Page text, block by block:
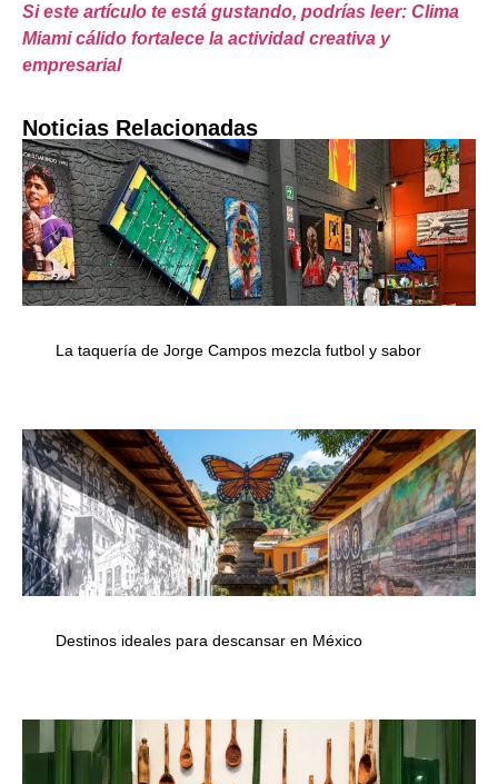
Si este artículo te está gustando, podrías leer: Clima
Miami cálido fortalece la actividad creativa y
empresarial
Noticias Relacionadas
La taquería de Jorge Campos mezcla futbol y sabor
Destinos ideales para descansar en México